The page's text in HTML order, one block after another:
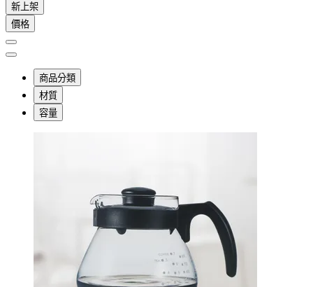
新上架
價格
商品分類
材質
容量